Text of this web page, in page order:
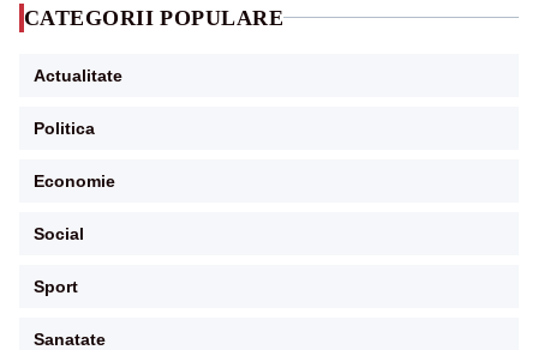
CATEGORII POPULARE
Actualitate
Politica
Economie
Social
Sport
Sanatate